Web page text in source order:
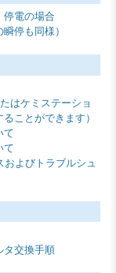
停電の場合
停も同様）
はケミステーショ
ことができます）
て
て
およびトラブルシュ
タ交換手順